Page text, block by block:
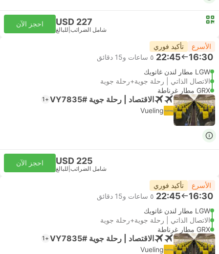
USD 227
شامل الضرائب للبالغ
احجز الآن
الأسرع تأكيد فوري
16:30
22:45 ٥ ساعات و‫15 دقائق
LGW مطار لندن غاتويك
الاتصال الذاتي | رحلة جوية+رحلة جوية
GRX مطار غرناطة
الاقتصاد | رحلة جوية #VY7835 +1
Vueling
USD 225
شامل الضرائب للبالغ
احجز الآن
الأسرع تأكيد فوري
16:30
22:45 ٥ ساعات و‫15 دقائق
LGW مطار لندن غاتويك
الاتصال الذاتي | رحلة جوية+رحلة جوية
GRX مطار غرناطة
الاقتصاد | رحلة جوية #VY7835 +1
Vueling